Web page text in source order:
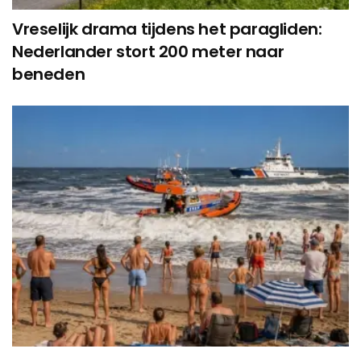
Vreselijk drama tijdens het paragliden:
Nederlander stort 200 meter naar
beneden